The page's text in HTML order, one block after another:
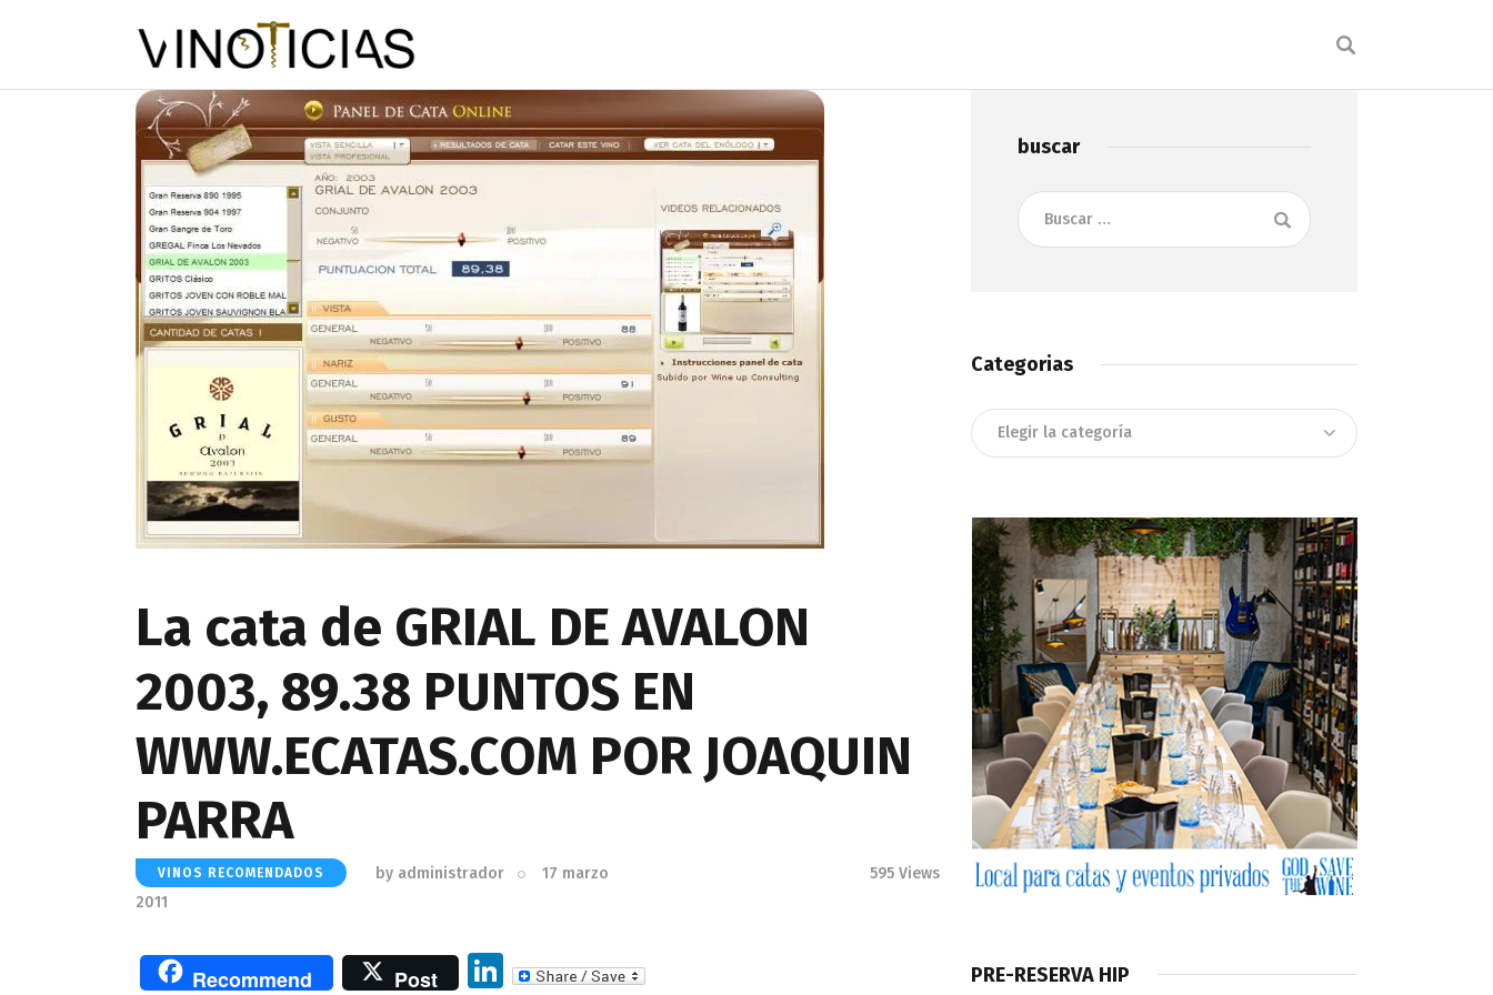
La cata de GRIAL DE AVALON
2003, 89.38 PUNTOS EN
WWW.ECATAS.COM POR JOAQUIN
PARRA
VINOS RECOMENDADOS by administrador
17 marzo
2011
595 Views
Recommend Post
Li
buscar
Buscar:
Categorias
Categorias
PRE-RESERVA HIP